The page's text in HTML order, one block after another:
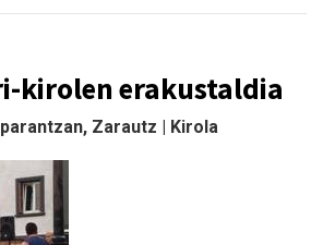
kirolen erakustaldia
Zarautz | Kirola